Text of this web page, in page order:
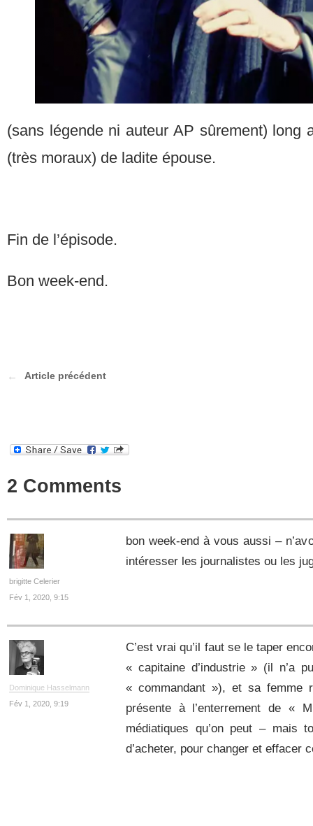
(sans légende ni auteur AP sûrement) long
(très moraux) de ladite épouse.
Fin de l’épisode.
Bon week-end.
Article précédent
2 Comments
brigitte Celerier
Fév 1, 2020, 9:15
bon week-end à vous aussi –
intéresser les journalistes ou les
Dominique Hasselmann
Fév 1, 2020, 9:19
C’est vrai qu’il faut se le taper
« capitaine d’industrie » (il n’a
« commandant »), et sa femme
présente à l’enterrement de «
médiatiques qu’on peut – mais
d’acheter, pour changer et effacer